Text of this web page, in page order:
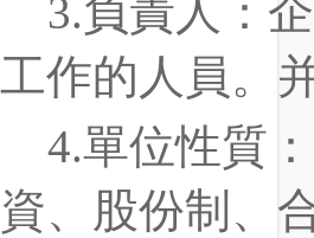
3.負責人 ：
工作的人員。
4.單位性質 ：
資、股份制、